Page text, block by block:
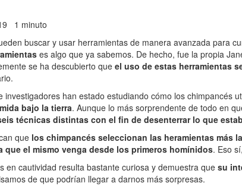
1 minuto
buscar y usar herramientas de manera avanzada para
es algo que ya sabemos. De hecho, fue la propia
se ha descubierto que el uso de estas herramientas
han estado estudiando cómo los chimpancés
bajo la tierra. Aunque lo más sorprendente de todo en
técnicas distintas con el fin de desenterrar lo que
que los chimpancés seleccionan las heramientas más
que el mismo venga desde los primeros homínidos. Eso
en cautividad resulta bastante curiosa y demuestra que su
de que podrían llegar a darnos más sorpresas.